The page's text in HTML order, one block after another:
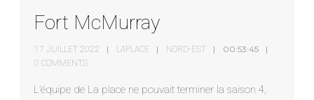
Fort McMurray
17 JUILLET 2022 LAPLACE NORD-EST 00:53:45
0 COMMENTS
L’équipe de La place ne pouvait terminer la saison 4,